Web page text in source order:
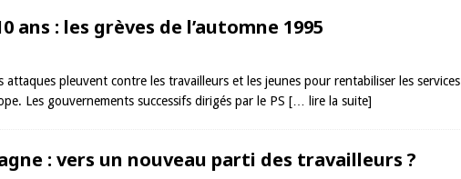
ans : les grèves de l’automne 1995
attaques pleuvent contre les travailleurs et les jeunes pour rentabiliser les services
Les gouvernements successifs dirigés par le PS [… lire la suite]
: vers un nouveau parti des travailleurs ?